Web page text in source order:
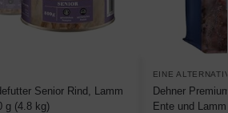
Senior Rind, Lamm
g (4.8 kg)
EINE
Dehner
Ente und